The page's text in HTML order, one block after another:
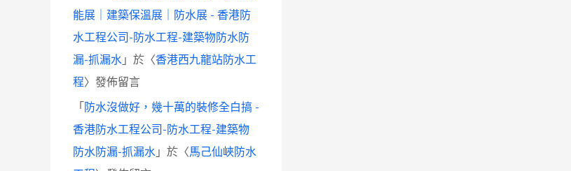
能展｜建築保溫展｜防水展 - 香港防
水工程公司-防水工程-建築物防水防
漏-抓漏水 」於〈香港西九龍站防水工
程〉發佈留言
「 防水沒做好，幾十萬的裝修全白搞 -
香港防水工程公司-防水工程-建築物
防水防漏-抓漏水 」於〈馬己仙峽防水